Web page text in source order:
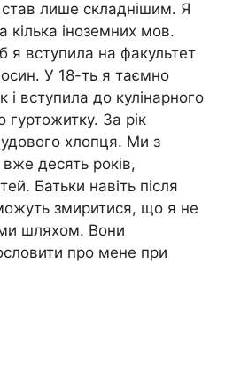
став лише складнішим. Я
кілька іноземних мов.
я вступила на факультет
У 18-ть я таємно
і вступила до кулінарного
гуртожитку. За рік
хлопця. Ми з
десять років,
Батьки навіть після
змиритися, що я не
шляхом. Вони
про мене при